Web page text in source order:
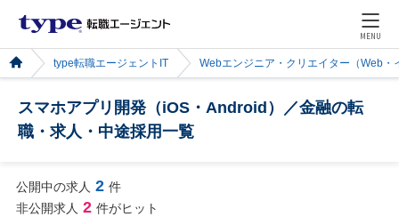
MENU
type転職エージェントIT Webエンジニア・クリエイター（Web・
スマホアプリ開発（iOS・Android）／金融の転
職・求人・中途採用一覧
公開中の求人 2 件
非公開求人 2 件がヒット